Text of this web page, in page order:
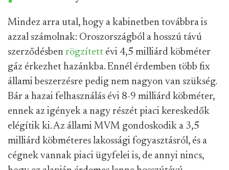
Mindez arra utal, hogy a kabinetben továbbra is
azzal számolnak: Oroszországból a hosszú távú
szerződésben rögzített évi 4,5 milliárd köbméter
gáz érkezhet hazánkba. Ennél érdemben több fix
állami beszerzésre pedig nem nagyon van szükség.
Bár a hazai felhasználás évi 8-9 milliárd köbméter,
ennek az igények a nagy részét piaci kereskedők
elégítik ki. Az állami MVM gondoskodik a 3,5
milliárd köbméteres lakossági fogyasztásról, és a
cégnek vannak piaci ügyfelei is, de annyi nincs,